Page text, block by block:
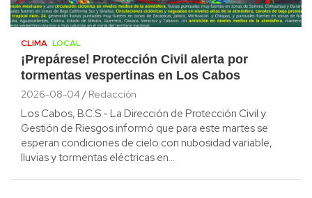
CLIMA LOCAL
¡Prepárese! Protección Civil alerta por
tormentas vespertinas en Los Cabos
2026-08-04 Redacción
Los Cabos, B.C.S.- La Dirección de Protección Civil y
Gestión de Riesgos informó que para este martes se
esperan condiciones de cielo con nubosidad variable,
lluvias y tormentas eléctricas en…